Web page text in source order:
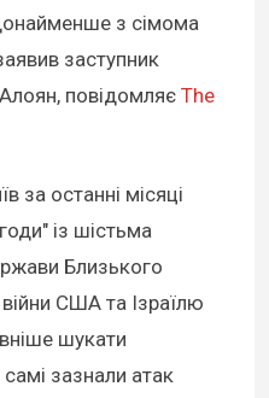
з сімома
заступник
повідомляє The
за останні місяці
із шістьма
Близького
війни США та Ізраїлю
шукати
зазнали атак